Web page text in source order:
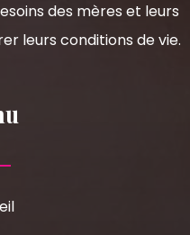
des mères et leurs
leurs conditions de vie.